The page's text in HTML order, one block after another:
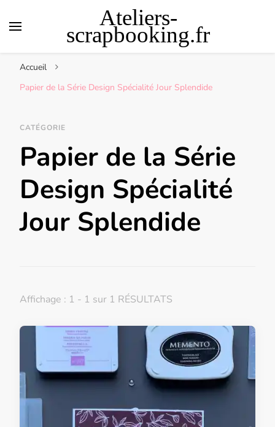
Ateliers-
scrapbooking.fr
Accueil
Papier de la Série Design Spécialité Jour Splendide
CATÉGORIE
Papier de la Série
Design Spécialité
Jour Splendide
Affichage : 1 - 1 sur 1 RÉSULTATS